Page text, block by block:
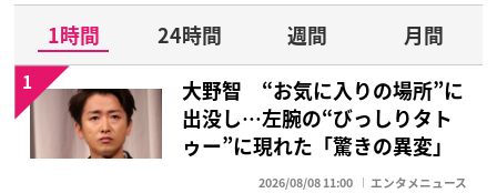
1時間 24時間 週間
月間
大野智 “お気に入りの場所”に
出没し…左腕の“びっしりタト
ゥー”に現れた「驚きの異変」
2026/08/08 11:00 エンタメニュース
1